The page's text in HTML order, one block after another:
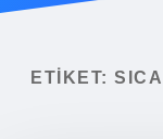
Yasal Uyarı
ETIKET: